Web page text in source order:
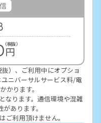
円
（税抜）
）、ご利用中にオプショ
ニバーサルサービス料/電
かります。
なります。通信環境や混雑
あります。
ご利用頂けません。